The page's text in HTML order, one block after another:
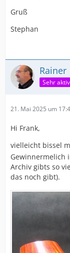
Gruß
Stephan
Rainer
Sehr
21. Mai 2025 um
Hi Frank,
vielleicht bissel
Gewinnermelich
Archiv gibts so
das noch gibt).